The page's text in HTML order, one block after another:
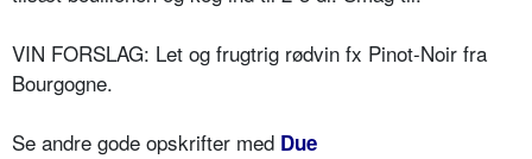
VIN FORSLAG: Let og frugtrig rødvin fx Pinot-Noir fra
Bourgogne.
Se andre gode opskrifter med Due